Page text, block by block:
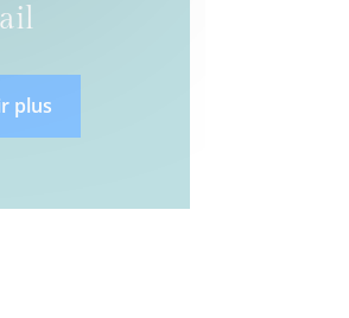
plus